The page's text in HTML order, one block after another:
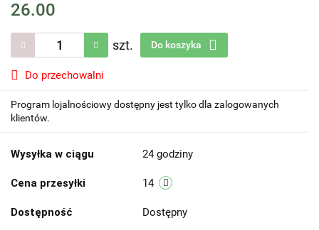
26.00
szt. Do koszyka
Do przechowalni
Program lojalnościowy dostępny jest tylko dla zalogowanych
klientów.
Wysyłka w ciągu 24 godziny
Cena przesyłki 14
Dostępność Dostępny